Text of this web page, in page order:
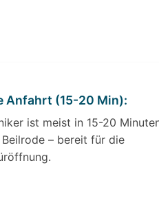
Anfahrt (15-20 Min):
ist meist in 15-20
Beilrode – bereit für die